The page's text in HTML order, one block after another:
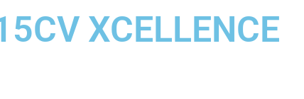
XCELLENCE